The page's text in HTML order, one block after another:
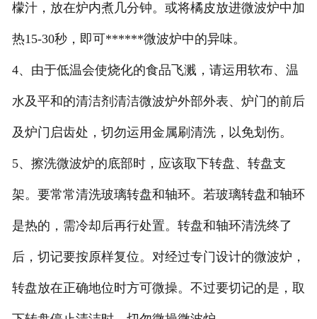
檬汁，放在炉内煮几分钟。或将橘皮放进微波炉中加
热15-30秒，即可******微波炉中的异味。
4、由于低温会使烧化的食品飞溅，请运用软布、温
水及平和的清洁剂清洁微波炉外部外表、炉门的前后
及炉门启齿处，切勿运用金属刷清洗，以免划伤。
5、擦洗微波炉的底部时，应该取下转盘、转盘支
架。要常常清洗玻璃转盘和轴环。若玻璃转盘和轴环
是热的，需冷却后再行处置。转盘和轴环清洗终了
后，切记要按原样复位。对经过专门设计的微波炉，
转盘放在正确地位时方可微操。不过要切记的是，取